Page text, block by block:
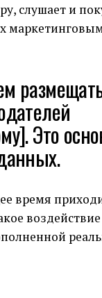
слушает и
Это
время